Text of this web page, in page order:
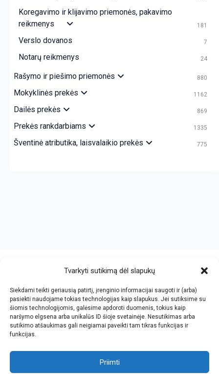
Tvarkyti sutikimą dėl slapukų
Siekdami teikti geriausią patirtį, įrenginio informacijai saugoti ir (arba)
pasiekti naudojame tokias technologijas kaip slapukus. Jei sutiksime su
šiomis technologijomis, galėsime apdoroti duomenis, tokius kaip
naršymo elgsena arba unikalūs ID šioje svetainėje. Nesutikimas arba
sutikimo atšaukimas gali neigiamai paveikti tam tikras funkcijas ir
funkcijas.
Priimti
Koregavimo ir klijavimo priemonės, pakavimo
reikmenys
181
Verslo dovanos 7
Notarų reikmenys 24
Rašymo ir piešimo priemonės 880
Mokyklinės prekės 1162
Dailės prekės 869
Prekės rankdarbiams 1335
Šventinė atributika, laisvalaikio prekės 775
V. Jankovskio firma
Įmonės kodas: 123612573
PVM kodas: LT236125716
Tel.: +370 657 81065
Parko g.7, Naujoji Vilnia, KNYGYNAS